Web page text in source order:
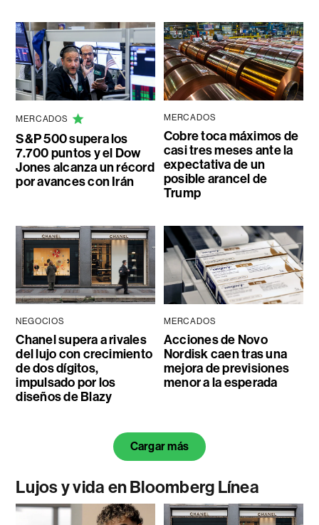
MERCADOS
S&P 500 supera los
7.700 puntos y el Dow
Jones alcanza un récord
por avances con Irán
MERCADOS
Cobre toca máximos de
casi tres meses ante la
expectativa de un
posible arancel de
Trump
NEGOCIOS
Chanel supera a rivales
del lujo con crecimiento
de dos dígitos,
impulsado por los
diseños de Blazy
MERCADOS
Acciones de Novo
Nordisk caen tras una
mejora de previsiones
menor a la esperada
Cargar más
Lujos y vida en Bloomberg Línea